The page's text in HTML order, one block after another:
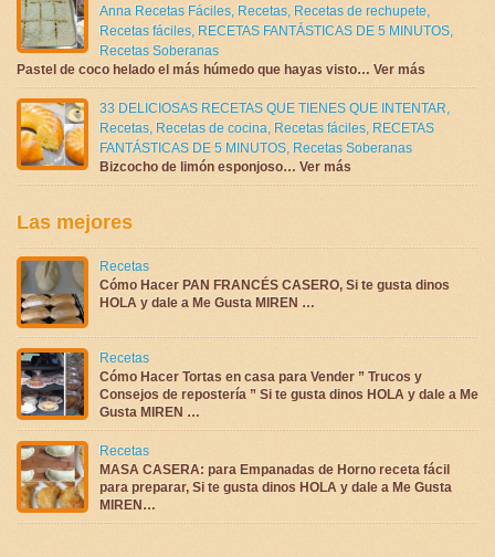
Anna Recetas Fáciles, Recetas, Recetas de rechupete,
Recetas fáciles, RECETAS FANTÁSTICAS DE 5 MINUTOS,
Recetas Soberanas
Pastel de coco helado el más húmedo que hayas visto… Ver más
33 DELICIOSAS RECETAS QUE TIENES QUE INTENTAR,
Recetas, Recetas de cocina, Recetas fáciles, RECETAS
FANTÁSTICAS DE 5 MINUTOS, Recetas Soberanas
Bizcocho de limón esponjoso… Ver más
Las mejores
Recetas
Cómo Hacer PAN FRANCÉS CASERO, Si te gusta dinos
HOLA y dale a Me Gusta MIREN …
Recetas
Cómo Hacer Tortas en casa para Vender ” Trucos y
Consejos de repostería ” Si te gusta dinos HOLA y dale a Me
Gusta MIREN …
Recetas
MASA CASERA: para Empanadas de Horno receta fácil
para preparar, Si te gusta dinos HOLA y dale a Me Gusta
MIREN…